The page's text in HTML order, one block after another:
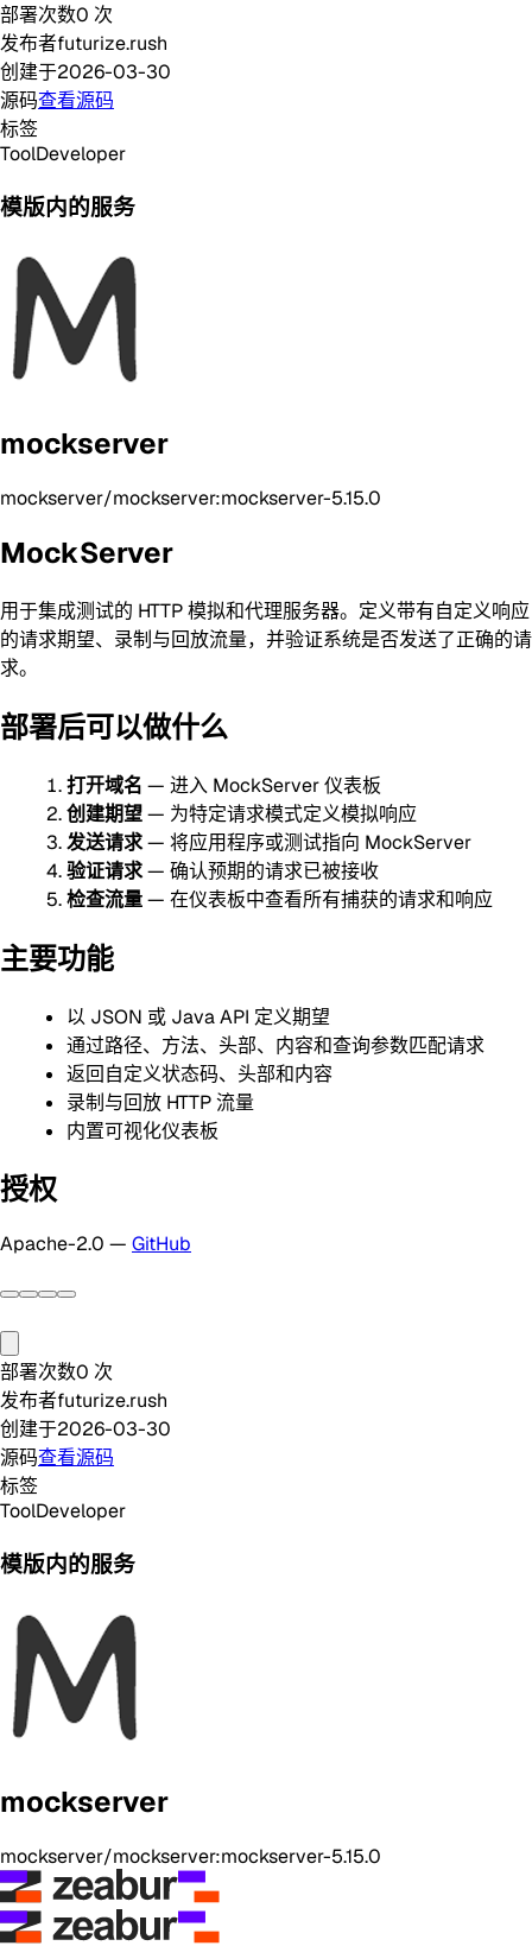
部署次数0 次
发布者futurize.rush
创建于2026-03-30
源码查看源码
标签
ToolDeveloper
模版内的服务
mockserver
mockserver/mockserver:mockserver-5.15.0
MockServer
用于集成测试的 HTTP 模拟和代理服务器。定义带有自定义响应
的请求期望、录制与回放流量，并验证系统是否发送了正确的请
求。
部署后可以做什么
打开域名 — 进入 MockServer 仪表板
创建期望— 为特定请求模式定义模拟响应
发送请求— 将应用程序或测试指向 MockServer
验证请求— 确认预期的请求已被接收
检查流量— 在仪表板中查看所有捕获的请求和响应
主要功能
以 JSON 或 Java API 定义期望
通过路径、方法、头部、内容和查询参数匹配请求
返回自定义状态码、头部和内容
录制与回放 HTTP 流量
内置可视化仪表板
授权
Apache-2.0 — GitHub
部署次数0 次
发布者futurize.rush
创建于2026-03-30
源码查看源码
标签
ToolDeveloper
模版内的服务
mockserver
mockserver/mockserver:mockserver-5.15.0